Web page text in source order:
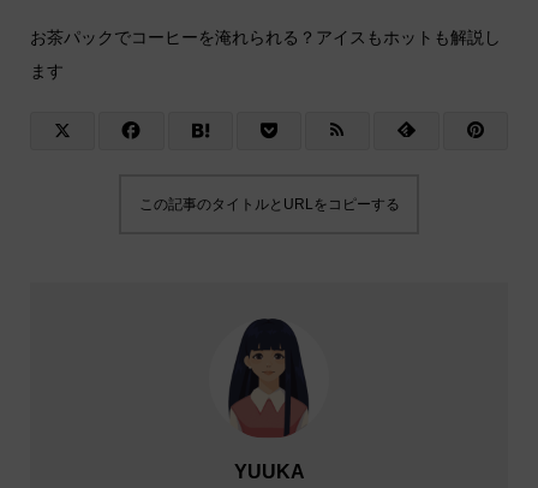
お茶パックでコーヒーを淹れられる？アイスもホットも解説し
ます
この記事のタイトルとURLをコピーする
YUUKA